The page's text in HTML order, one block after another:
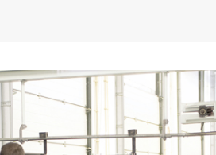
AEP desafia empresas na
Summit e revela
do tecido empresarial em
minutos